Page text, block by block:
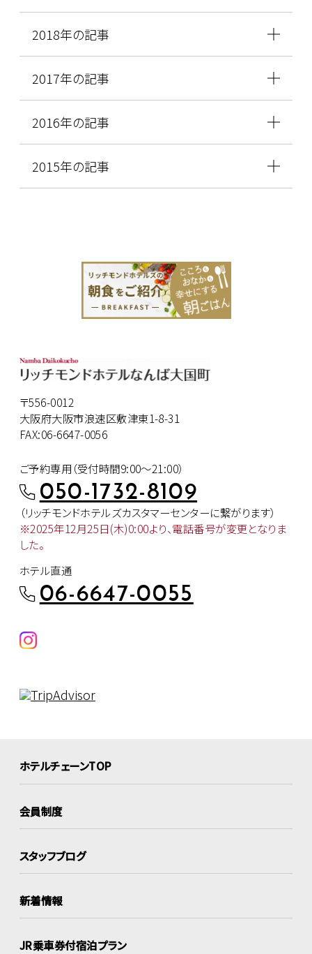
2018年の記事
2017年の記事
2016年の記事
2015年の記事
〒556-0012
大阪府大阪市浪速区敷津東1-8-31
FAX:06-6647-0056
ご予約専用（受付時間9:00～21:00）
050-1732-8109
（リッチモンドホテルズカスタマーセンターに繋がります）
※2025年12月25日(木)0:00より、電話番号が変更となりま
した。
ホテル直通
06-6647-0055
ホテルチェーンTOP
会員制度
スタッフブログ
新着情報
JR乗車券付宿泊プラン